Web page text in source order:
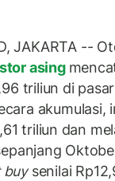
JAKARTA --
asing
triliun di pasar
akumulasi,
triliun dan
buysenilai